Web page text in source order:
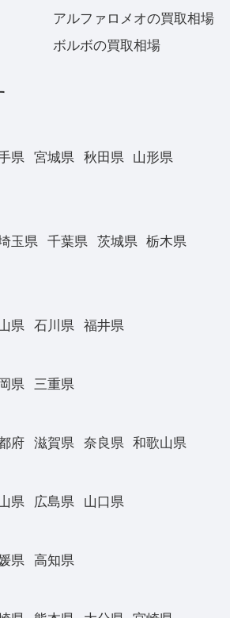
アルファロメオの買取相場
ボルボの買取相場
県 宮城県 秋田県
山形県
玉県 千葉県 茨城県
栃木県
県 石川県 福井県
県 三重県
府 滋賀県 奈良県 和歌山県
県 広島県 山口県
県 高知県